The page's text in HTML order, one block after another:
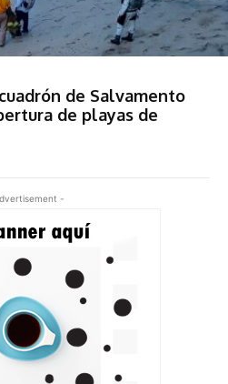
de Salvamento
de playas de
-